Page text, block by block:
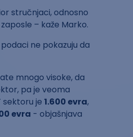
stručnjaci, odnosno
– kaže Marko.
ne pokazuju da
mnogo visoke, da
pa je veoma
sektoru je 1.600 evra,
evra - objašnjava